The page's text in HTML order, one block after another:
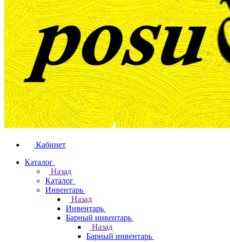
Кабинет
Каталог
Назад
Каталог
Инвентарь
Назад
Инвентарь
Барный инвентарь
Назад
Барный инвентарь